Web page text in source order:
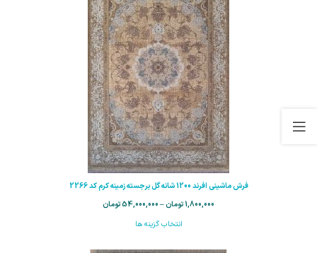
فرش ماشینی افرند 1200 شانه گل برجسته زمینه کرم کد 2266
1,800,000تومان–
54,000,000تومان
انتخاب گزینه ها